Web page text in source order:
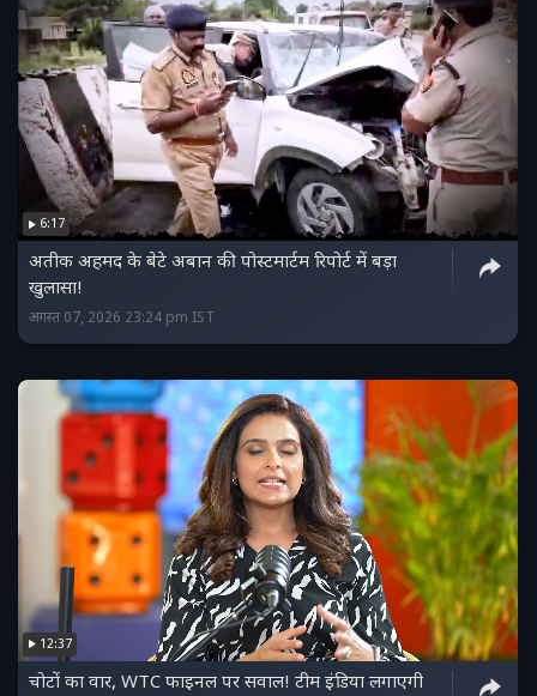
6:17
अतीक अहमद के बेटे अबान की पोस्टमार्टम रिपोर्ट में बड़ा
खुलासा!
अगस्त 07, 2026 23:24 pm IST
12:37
चोटों का वार, WTC फाइनल पर सवाल! टीम इंडिया लगाएगी